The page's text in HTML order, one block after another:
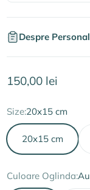
Despre
Preț redus
150,00 lei
Size:20x15 cm
20x15 cm
Culoare Oglinda: